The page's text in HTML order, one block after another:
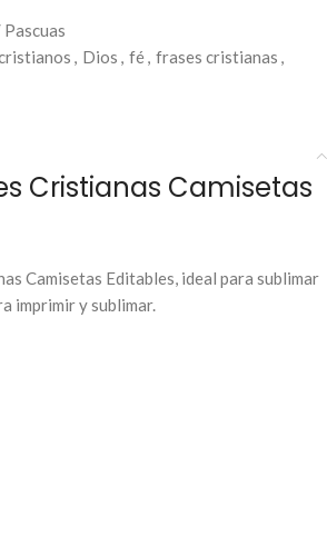
, Dios , fé , frases cristianas ,
Cristianas Camisetas
Camisetas Editables, ideal para sublimar
imprimir y sublimar.